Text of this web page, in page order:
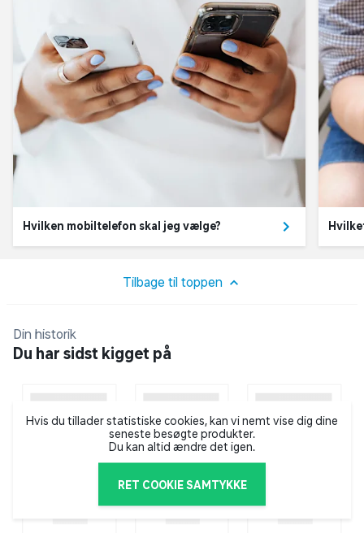
Hvilken mobiltelefon skal jeg vælge?
Tilbage til toppen
Din historik
Du har sidst kigget på
Hvis du tillader statistiske cookies, kan vi nemt vise dig dine
seneste besøgte produkter.
Du kan altid ændre det igen.
RET COOKIE SAMTYKKE